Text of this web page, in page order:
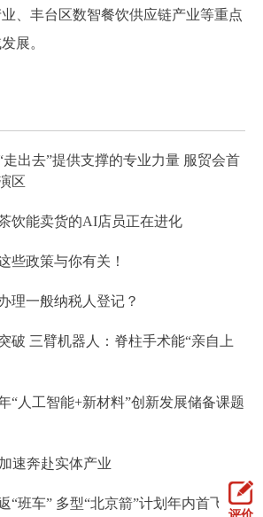
العربية PORTUGUÊS
、丰台区数智餐饮供应链产业等重点
展。
走出去”提供支撑的专业力量 服贸会首
区
饮能卖货的AI店员正在进化
些政策与你有关！
理一般纳税人登记？
破 三臂机器人：脊柱手术能“亲自上
“人工智能+新材料”创新发展储备课题
速奔赴实体产业
“班车” 多型“北京箭”计划年内首飞